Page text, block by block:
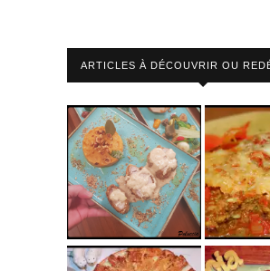
ARTICLES À DÉCOUVRIR OU